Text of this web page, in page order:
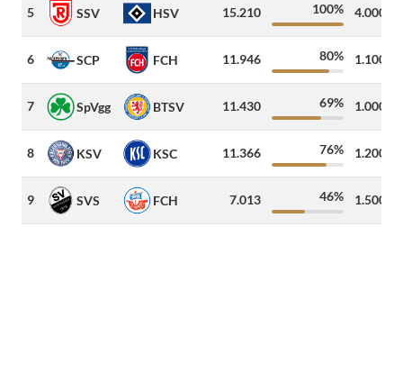
5 SSV HSV 15.210 100% 4.000
6 SCP FCH 11.946 80% 1.100
7 SpVgg BTSV 11.430 69% 1.000
8 KSV KSC 11.366 76% 1.200
9 SVS FCH 7.013 46% 1.500